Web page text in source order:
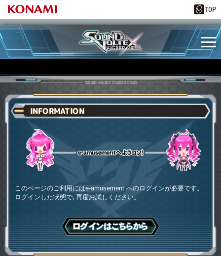
INFORMATION
このページのご利用にはe-amusement へのログインが必要です。
ログインした状態で､再度お試しください。
ログインはこちら